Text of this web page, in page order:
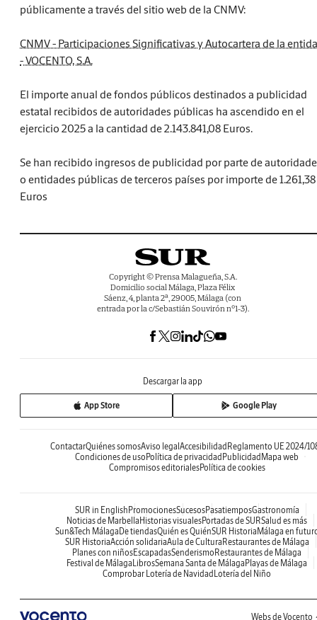
públicamente a través del sitio web de la CNMV:
CNMV - Participaciones Significativas y Autocartera de la
- VOCENTO, S.A.
El importe anual de fondos públicos destinados a publicidad
estatal recibidos de autoridades públicas ha ascendido en el
ejercicio 2025 a la cantidad de 2.143.841,08 Euros.
Se han recibido ingresos de publicidad por parte de
o entidades públicas de terceros países por importe de 1.261,38
Euros
Copyright © Prensa Malagueña, S.A.
Domicilio social Málaga, Plaza Félix
Sáenz, 4, planta 2ª, 29005, Málaga (con
entrada por la c/Sebastián Souvirón nº1-3).
Descargar la app
App Store Google Play
ContactarQuiénes somosAviso legal Accesibilidad Reglamento UE 2024/
Condiciones de uso Política de privacidad Publicidad Mapa web
Compromisos editorialesPolítica de cookies
SUR in English PromocionesSucesosPasatiemposGastronomía
Noticias de Marbella Historias visualesPortadas de SURSalud es más
Sun&Tech Málaga De tiendasQuién es QuiénSUR Historia Málaga en
SUR HistoriaAcción solidariaAula de Cultura Restaurantes de Málaga
Planes con niñosEscapadasSenderismo Restaurantes de Málaga
Festival de Málaga LibrosSemana Santa de Málaga Playas de Málaga
Comprobar Lotería de Navidad Lotería del Niño
Webs de Vocento